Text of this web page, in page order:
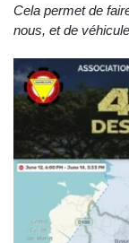
Cela permet de
nous, et de